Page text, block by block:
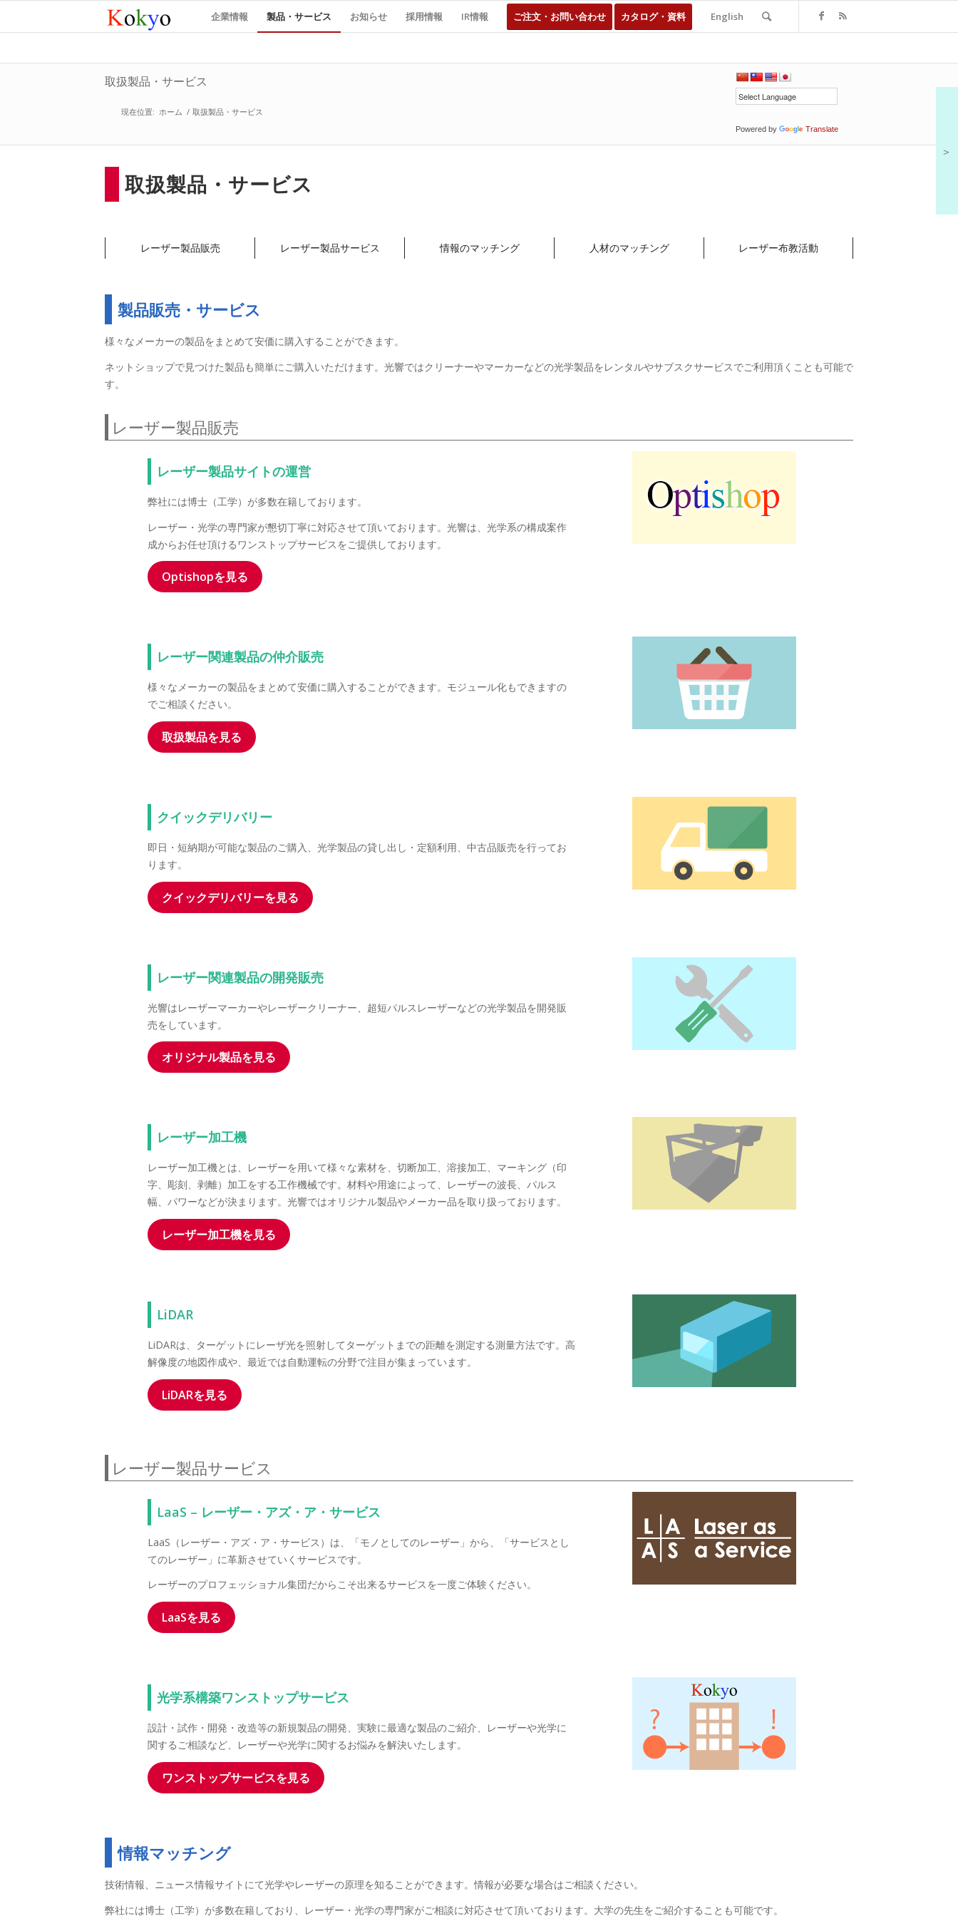
企業情報 製品・サービス お知らせ 採用情報 IR情報 ご注文・お問い合わせ カタログ・資料 English
取扱製品・サービス
Powered by Translate
現在位置: ホーム / 取扱製品・サービス
取扱製品・サービス
レーザー製品販売 レーザー製品サービス 情報のマッチング 人材のマッチング レーザー布教活動
製品販売・サービス
様々なメーカーの製品をまとめて安価に購入することができます。
ネットショップで見つけた製品も簡単にご購入いただけます。光響ではクリーナーやマーカーなどの光学製品をレンタルやサブスクサービスでご利用頂くことも可能で
す。
レーザー製品販売
レーザー製品サイトの運営
弊社には博士（工学）が多数在籍しております。
レーザー・光学の専門家が懇切丁寧に対応させて頂いております。光響は、光学系の構成案作
成からお任せ頂けるワンストップサービスをご提供しております。
Optishopを見る
レーザー関連製品の仲介販売
様々なメーカーの製品をまとめて安価に購入することができます。モジュール化もできますの
でご相談ください。
取扱製品を見る
クイックデリバリー
即日・短納期が可能な製品のご購入、光学製品の貸し出し・定額利用、中古品販売を行ってお
ります。
クイックデリバリーを見る
レーザー関連製品の開発販売
光響はレーザーマーカーやレーザークリーナー、超短パルスレーザーなどの光学製品を開発販
売をしています。
オリジナル製品を見る
レーザー加工機
レーザー加工機とは、レーザーを用いて様々な素材を、切断加工、溶接加工、マーキング（印
字、彫刻、剥離）加工をする工作機械です。材料や用途によって、レーザーの波長、パルス
幅、パワーなどが決まります。光響ではオリジナル製品やメーカー品を取り扱っております。
レーザー加工機を見る
LiDAR
LiDARは、ターゲットにレーザ光を照射してターゲットまでの距離を測定する測量方法です。高
解像度の地図作成や、最近では自動運転の分野で注目が集まっています。
LiDARを見る
レーザー製品サービス
LaaS – レーザー・アズ・ア・サービス
LaaS（レーザー・アズ・ア・サービス）は、「モノとしてのレーザー」から、「サービスとし
てのレーザー」に革新させていくサービスです。
レーザーのプロフェッショナル集団だからこそ出来るサービスを一度ご体験ください。
LaaSを見る
光学系構築ワンストップサービス
設計・試作・開発・改造等の新規製品の開発、実験に最適な製品のご紹介、レーザーや光学に
関するご相談など、レーザーや光学に関するお悩みを解決いたします。
ワンストップサービスを見る
情報マッチング
技術情報、ニュース情報サイトにて光学やレーザーの原理を知ることができます。情報が必要な場合はご相談ください。
弊社には博士（工学）が多数在籍しており、レーザー・光学の専門家がご相談に対応させて頂いております。大学の先生をご紹介することも可能です。
＞